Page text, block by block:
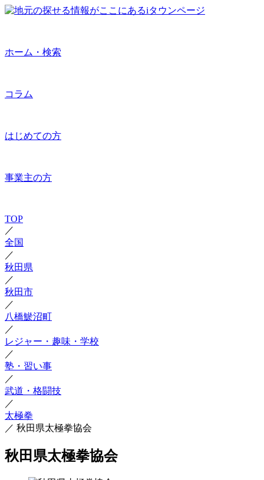
ホーム・検索
コラム
はじめての方
事業主の方
TOP
／
全国
／
秋田県
／
秋田市
／
八橋鯲沼町
／
レジャー・趣味・学校
／
塾・習い事
／
武道・格闘技
／
太極拳
／ 秋田県太極拳協会
秋田県太極拳協会